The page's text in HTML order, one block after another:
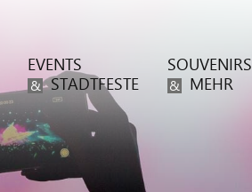
EVENTS
& STADTFESTE
SOUVENIRS
& MEHR